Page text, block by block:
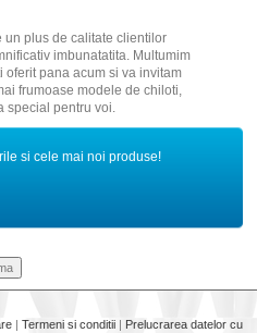
plus de calitate clientilor
imbunatatita. Multumim
pana acum si va invitam
frumoase modele de chiloti,
special pentru voi.
si cele mai noi produse!
| Termeni si conditii | Prelucrarea datelor cu